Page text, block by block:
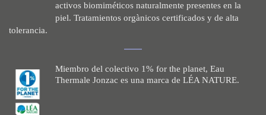
activos biomiméticos naturalmente presentes en la
piel. Tratamientos orgànicos certificados y de alta
tolerancia.
Miembro del colectivo 1% for the planet, Eau
Thermale Jonzac es una marca de LÉA NATURE.